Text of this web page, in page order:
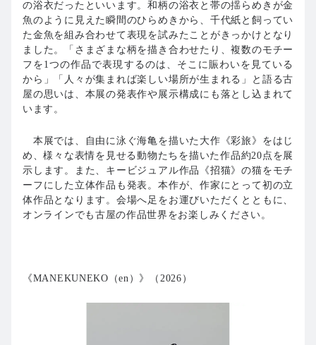
の浴衣だったといいます。和柄の浴衣と帯の揺らめきが金
魚のように見えた瞬間のひらめきから、千代紙と飼ってい
た金魚を組み合わせて表現を試みたことがきっかけとなり
ました。「さまざまな柄を描き合わせたり、複数のモチー
フを1つの作品で表現するのは、そこに賑わいを見ている
から」「人々が集まれば楽しい場所が生まれる」と語る古
屋の思いは、本展の発表作や展示構成にも落とし込まれて
います。
本展では、自由に泳ぐ海亀を描いた大作《彩旅》をはじ
め、様々な表情を見せる動物たちを描いた作品約20点を展
示します。また、キービジュアル作品《招猫》の猫をモチ
ーフにした立体作品も発表。本作が、作家にとって初の立
体作品となります。会場へ足をお運びいただくとともに、
オンラインでも古屋の作品世界をお楽しみください。
《MANEKUNEKO（en）》（2026）